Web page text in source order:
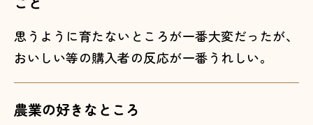
思うように育たないところが一番大変だったが、
おいしい等の購入者の反応が一番うれしい。
農業の好きなところ